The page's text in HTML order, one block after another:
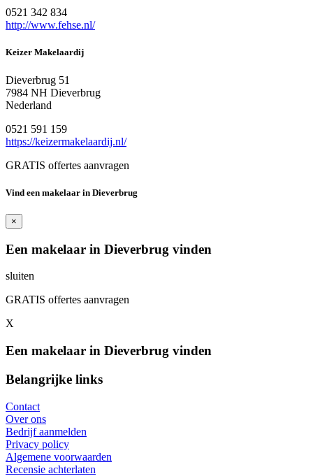
0521 342 834
http://www.fehse.nl/
Keizer Makelaardij
Dieverbrug 51
7984 NH Dieverbrug
Nederland
0521 591 159
https://keizermakelaardij.nl/
GRATIS offertes aanvragen
Vind een makelaar in Dieverbrug
×
Een makelaar in Dieverbrug vinden
sluiten
GRATIS offertes aanvragen
X
Een makelaar in Dieverbrug vinden
Belangrijke links
Contact
Over ons
Bedrijf aanmelden
Privacy policy
Algemene voorwaarden
Recensie achterlaten